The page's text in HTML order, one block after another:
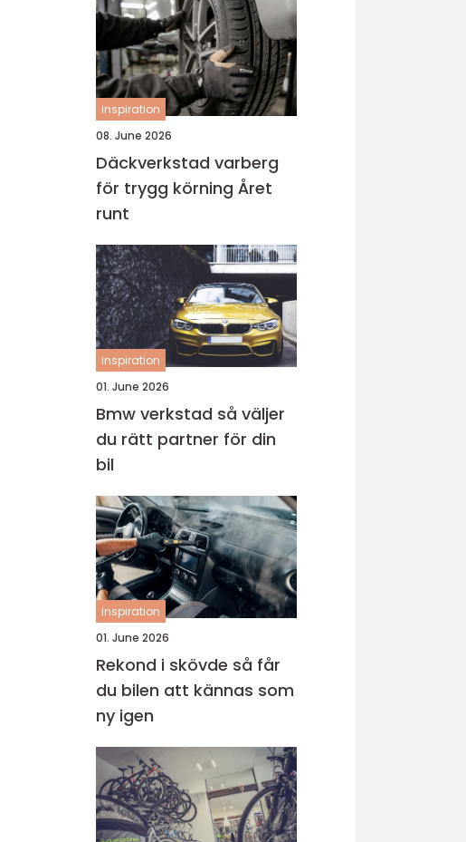
inspiration
08. June 2026
Däckverkstad varberg
för trygg körning Året
runt
inspiration
01. June 2026
Bmw verkstad så väljer
du rätt partner för din
bil
inspiration
01. June 2026
Rekond i skövde så får
du bilen att kännas som
ny igen